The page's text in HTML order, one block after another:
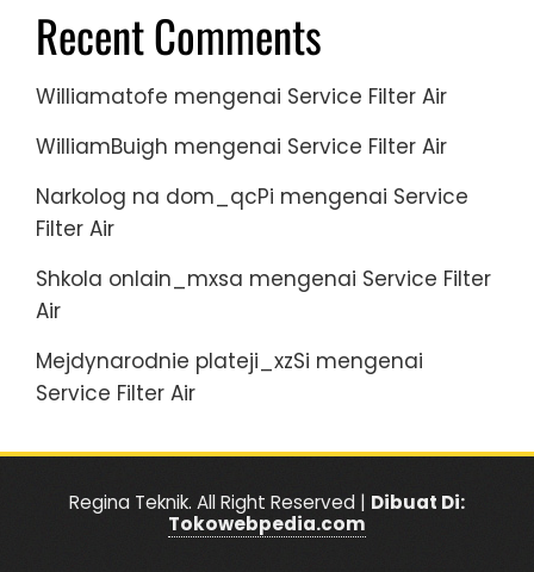
Recent Comments
Williamatofe mengenai Service Filter Air
WilliamBuigh mengenai Service Filter Air
Narkolog na dom_qcPi mengenai Service
Filter Air
Shkola onlain_mxsa mengenai Service Filter
Air
Mejdynarodnie plateji_xzSi mengenai
Service Filter Air
Regina Teknik. All Right Reserved | Dibuat Di:
Tokowebpedia.com